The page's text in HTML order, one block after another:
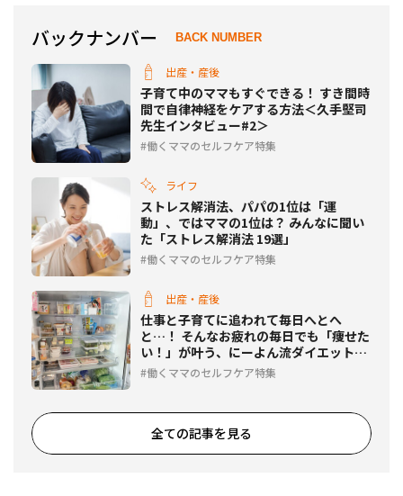
バックナンバー BACK NUMBER
出産・産後
子育て中のママもすぐできる！ すき間時
間で自律神経をケアする方法＜久手堅司
先生インタビュー#2＞
働くママのセルフケア特集
ライフ
ストレス解消法、パパの1位は「運
動」、ではママの1位は？ みんなに聞い
た「ストレス解消法 19選」
働くママのセルフケア特集
出産・産後
仕事と子育てに追われて毎日へとへ
と…！ そんなお疲れの毎日でも「痩せた
い！」が叶う、にーよん流ダイエット方
法とは？
働くママのセルフケア特集
全ての記事を見る